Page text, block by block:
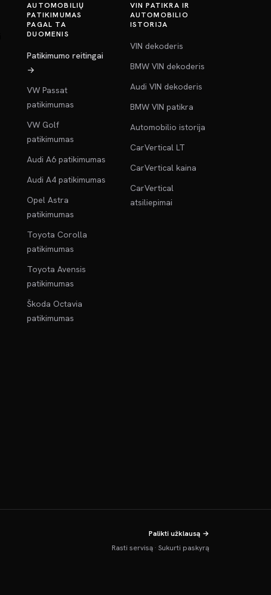
AUTOMOBILIŲ
PATIKIMUMAS
PAGAL TA
DUOMENIS
Patikimumo reitingai
→
VW Passat
patikimumas
VW Golf
patikimumas
Audi A6 patikimumas
Audi A4 patikimumas
Opel Astra
patikimumas
Toyota Corolla
patikimumas
Toyota Avensis
patikimumas
Škoda Octavia
patikimumas
VIN PATIKRA IR
AUTOMOBILIO
ISTORIJA
VIN dekoderis
BMW VIN dekoderis
Audi VIN dekoderis
BMW VIN patikra
Automobilio istorija
CarVertical LT
CarVertical kaina
CarVertical
atsiliepimai
Palikti užklausą →
Rasti servisą· Sukurti paskyrą